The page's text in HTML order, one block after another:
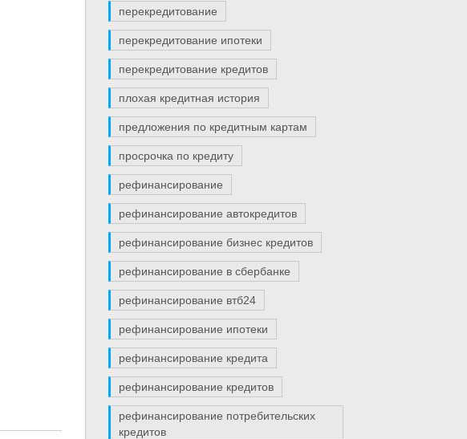
перекредитование
перекредитование ипотеки
перекредитование кредитов
плохая кредитная история
предложения по кредитным картам
просрочка по кредиту
рефинансирование
рефинансирование автокредитов
рефинансирование бизнес кредитов
рефинансирование в сбербанке
рефинансирование втб24
рефинансирование ипотеки
рефинансирование кредита
рефинансирование кредитов
рефинансирование потребительских
кредитов